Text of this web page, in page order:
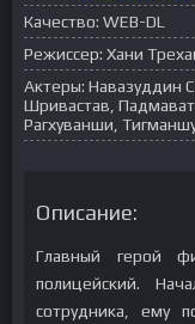
Качество: WEB-DL
Режиссер: Хани
Актеры: Навазуддин
Шривастав,
Рагхуванши,
Описание:
Главный герой
полицейский.
сотрудника, ему